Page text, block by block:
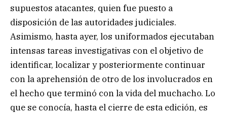
supuestos atacantes, quien fue puesto a
disposición de las autoridades judiciales.
Asimismo, hasta ayer, los uniformados ejecutaban
intensas tareas investigativas con el objetivo de
identificar, localizar y posteriormente continuar
con la aprehensión de otro de los involucrados en
el hecho que terminó con la vida del muchacho. Lo
que se conocía, hasta el cierre de esta edición, es